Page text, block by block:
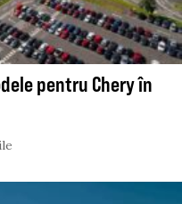
pentru Chery în